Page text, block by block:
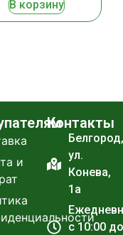
В корзину
и
Контакты
Белгород,
ул.
Конева,
1а
с 10:00 до